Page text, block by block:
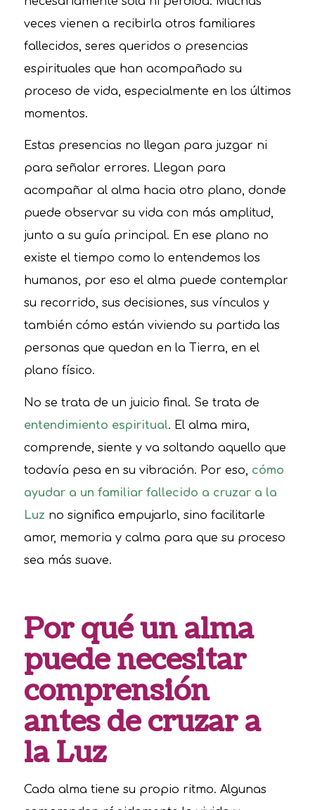
veces vienen a recibirla otros familiares
fallecidos, seres queridos o presencias
espirituales que han acompañado su
proceso de vida, especialmente en los últimos
momentos.
Estas presencias no llegan para juzgar ni
para señalar errores. Llegan para
acompañar al alma hacia otro plano, donde
puede observar su vida con más amplitud,
junto a su guía principal. En ese plano no
existe el tiempo como lo entendemos los
humanos, por eso el alma puede contemplar
su recorrido, sus decisiones, sus vínculos y
también cómo están viviendo su partida las
personas que quedan en la Tierra, en el
plano físico.
No se trata de un juicio final. Se trata de
entendimiento espiritual. El alma mira,
comprende, siente y va soltando aquello que
todavía pesa en su vibración. Por eso, cómo
ayudar a un familiar fallecido a cruzar a la
Luz no significa empujarlo, sino facilitarle
amor, memoria y calma para que su proceso
sea más suave.
Por qué un alma
puede necesitar
comprensión
antes de cruzar a
la Luz
Cada alma tiene su propio ritmo. Algunas